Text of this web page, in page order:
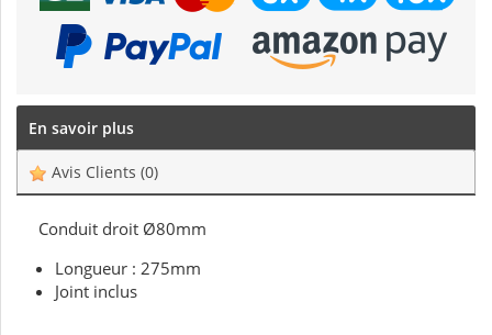
En savoir plus
Avis Clients (0)
Conduit droit Ø80mm
Longueur : 275mm
Joint inclus